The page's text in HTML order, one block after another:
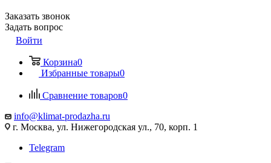
Заказать звонок
Задать вопрос
Войти
Корзина0
Избранные товары0
Сравнение товаров0
info@klimat-prodazha.ru
г. Москва, ул. Нижегородская ул., 70, корп. 1
Telegram